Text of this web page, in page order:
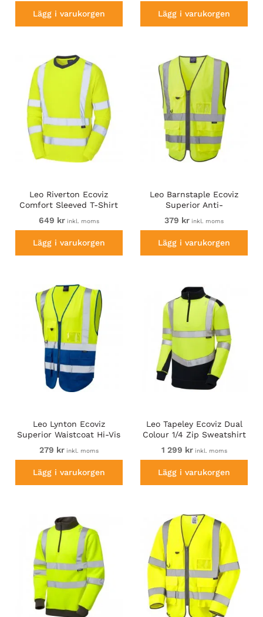
Lägg i varukorgen Lägg i varukorgen
Leo Riverton Ecoviz
Comfort Sleeved T-Shirt
Hi-Vis Yellow
649 krinkl. moms
Lägg i varukorgen
Leo Barnstaple Ecoviz
Superior Anti-
Entanglement Waistcoat
Hi-Vis Yellow
379 kr inkl. moms
Lägg i varukorgen
Leo Lynton Ecoviz
Superior Waistcoat Hi-Vis
Yellow/Royal Blue
279 krinkl. moms
Lägg i varukorgen
Leo Tapeley Ecoviz Dual
Colour 1/4 Zip Sweatshirt
Hi-Vis Yellow/Navy
1 299 krinkl. moms
Lägg i varukorgen